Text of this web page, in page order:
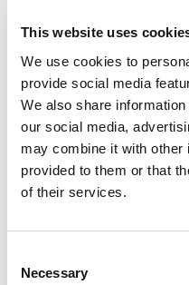
This website uses
We use cookies to
provide social media
We also share
our social media,
may combine it with other
provided to them or that
of their services.
Selection
Necessary
LOKALE
KUCHE